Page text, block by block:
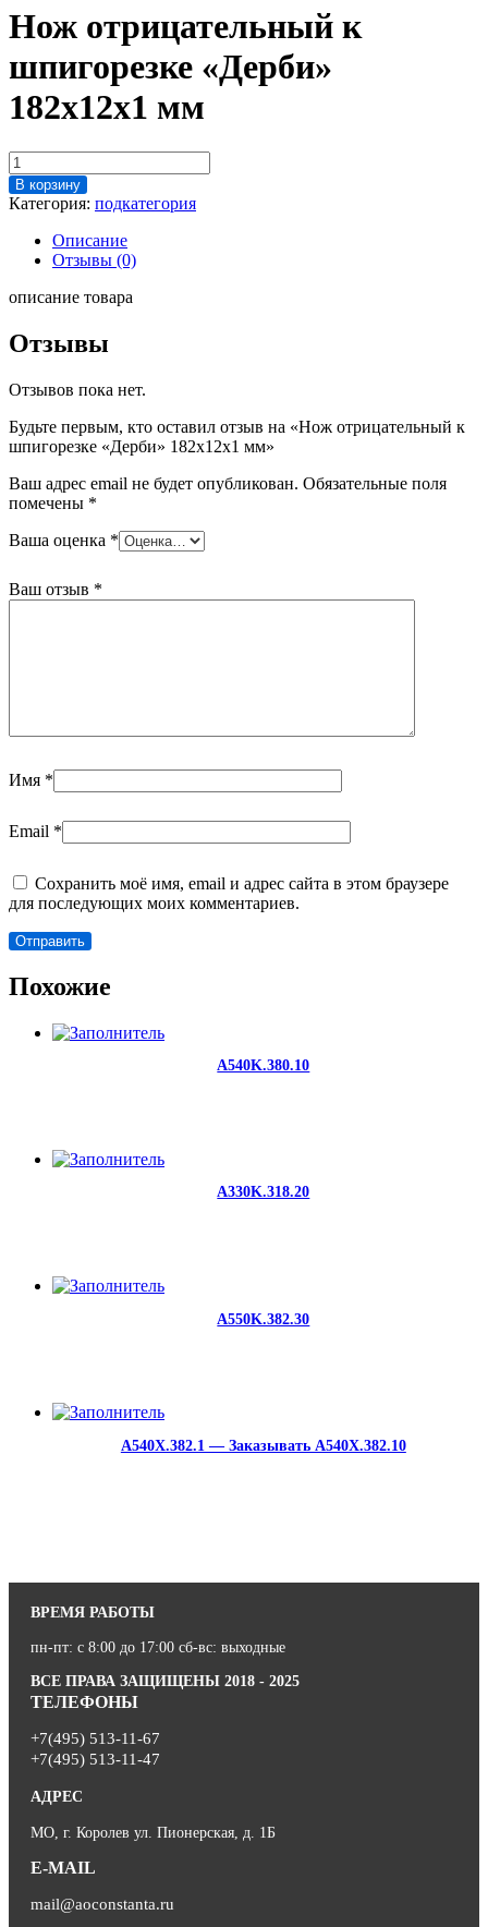
Нож отрицательный к
шпигорезке «Дерби»
182х12х1 мм
Количество
товара
Нож
отрицательный
шпигорезке
182х12х1
В корзину
Категория: подкатегория
Описание
Отзывы (0)
описание товара
Отзывы
Отзывов пока нет.
Будьте первым, кто оставил отзыв на «Нож отрицательный к
шпигорезке «Дерби» 182х12х1 мм»
Ваш адрес email не будет опубликован. Обязательные поля
помечены *
Ваша оценка *
Ваш отзыв *
Имя *
Email *
Сохранить моё имя, email и адрес сайта в этом браузере
для последующих моих комментариев.
Похожие
A540K.380.10
A330K.318.20
A550K.382.30
A540X.382.1 — Заказывать A540X.382.10
ВРЕМЯ РАБОТЫ
пн-пт: с 8:00 до 17:00 сб-вс: выходные
ВСЕ ПРАВА ЗАЩИЩЕНЫ 2018 - 2025
ТЕЛЕФОНЫ
+7(495) 513-11-67
+7(495) 513-11-47
АДРЕС
МО, г. Королев ул. Пионерская, д. 1Б
E-MAIL
mail@aoconstanta.ru